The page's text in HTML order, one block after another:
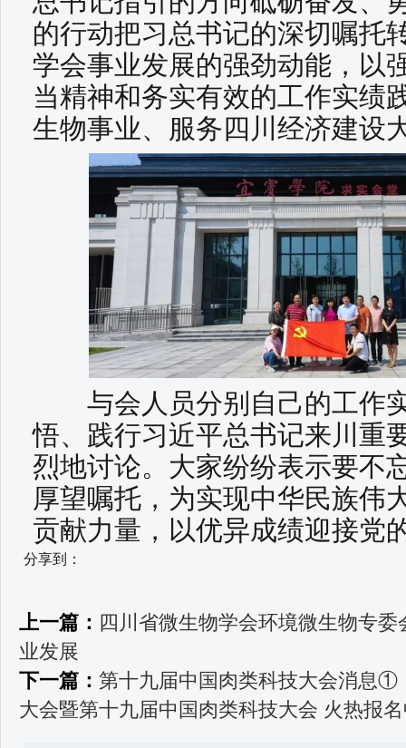
的行动把习总书记的深切嘱托
学会事业发展的强劲动能，以
当精神和务实有效的工作实绩
生物事业、服务四川经济建设
与会人员分别自己的工作
悟、践行习近平总书记来川重
烈地讨论。大家纷纷表示要不
厚望嘱托，为实现中华民族伟
贡献力量，以优异成绩迎接党
分享到：
上一篇： 四川省微生物学会环境微生物专
业发展
下一篇： 第十九届中国肉类科技大会消息①
大会暨第十九届中国肉类科技大会 火热报